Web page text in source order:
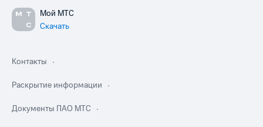
Мой МТС
Скачать
Контакты
Раскрытие информации
Документы ПАО МТС